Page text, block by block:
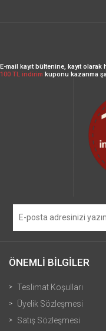
E-mail kayıt bültenine, kayıt
100 TL indirim kuponu kazanma
ÖNEMLİ BİLGİLER
Teslimat Koşulları
Üyelik Sözleşmesi
Satış Sözleşmesi